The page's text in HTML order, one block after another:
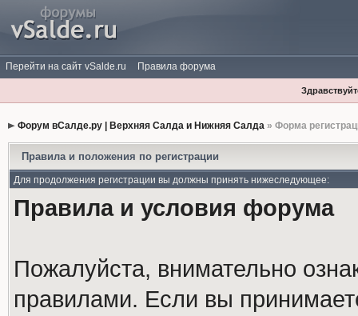
Перейти на сайт vSalde.ru Правила форума
Форум вСалде.ру | Верхняя Салда и Нижняя Салда» Форма
Правила и положения по регистрации
Для продолжения регистрации вы должны принять нижеследующее:
Правила и условия форума
Пожалуйста, внимательно
правилами. Если вы